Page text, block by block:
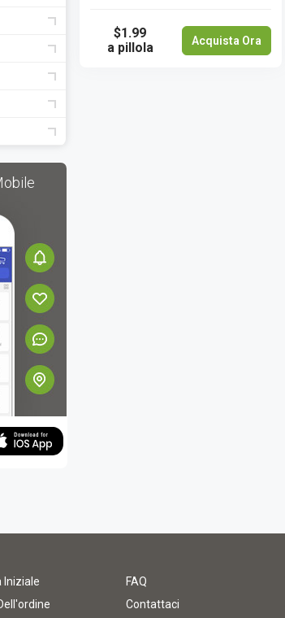
$1.99
a pillola
Acquista Ora
Iniziale FAQ
Contattaci